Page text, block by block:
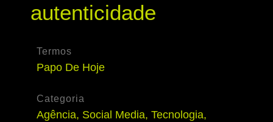
autenticidade
Termos
Papo De Hoje
Categoria
Agência, Social Media, Tecnologia,